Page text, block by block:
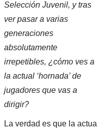
Selección Juvenil, y tras
ver pasar a varias
generaciones
absolutamente
irrepetibles, ¿cómo ves a
la actual ‘hornada’ de
jugadores que vas a
dirigir?
La verdad es que la actual